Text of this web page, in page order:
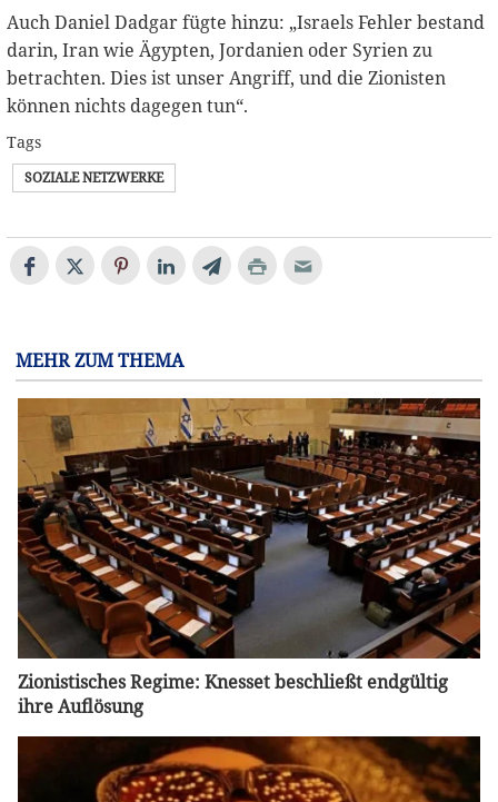
Auch Daniel Dadgar fügte hinzu: „Israels Fehler bestand
darin, Iran wie Ägypten, Jordanien oder Syrien zu
betrachten. Dies ist unser Angriff, und die Zionisten
können nichts dagegen tun“.
Tags
SOZIALE NETZWERKE
MEHR ZUM THEMA
Zionistisches Regime: Knesset beschließt endgültig
ihre Auflösung